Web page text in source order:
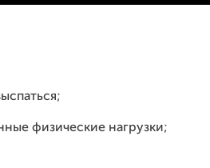
физические нагрузки;